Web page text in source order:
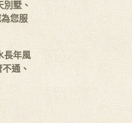
墅、
您服
長年風
通、